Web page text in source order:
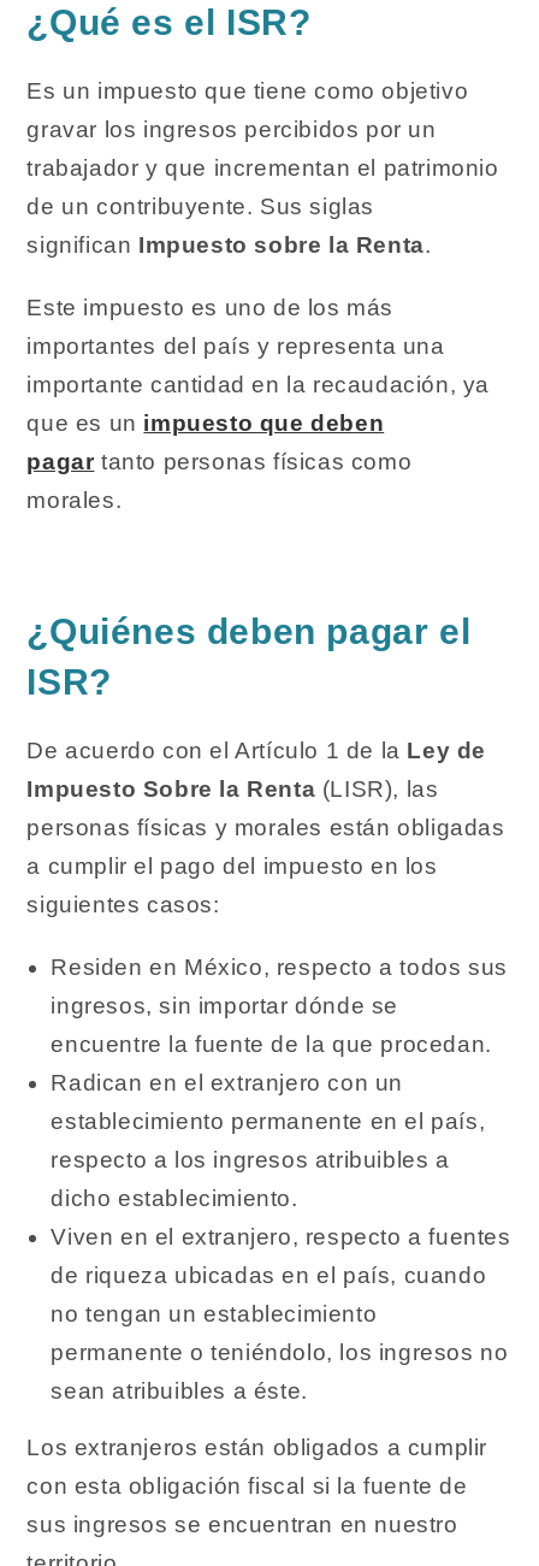
¿Qué es el ISR?
Es un impuesto que tiene como objetivo
gravar los ingresos percibidos por un
trabajador y que incrementan el patrimonio
de un contribuyente. Sus siglas
significan Impuesto sobre la Renta.
Este impuesto es uno de los más
importantes del país y representa una
importante cantidad en la recaudación, ya
que es un impuesto que deben
pagar tanto personas físicas como
morales.
¿Quiénes deben pagar el
ISR?
De acuerdo con el Artículo 1 de la Ley de
Impuesto Sobre la Renta (LISR), las
personas físicas y morales están obligadas
a cumplir el pago del impuesto en los
siguientes casos:
Residen en México, respecto a todos sus
ingresos, sin importar dónde se
encuentre la fuente de la que procedan.
Radican en el extranjero con un
establecimiento permanente en el país,
respecto a los ingresos atribuibles a
dicho establecimiento.
Viven en el extranjero, respecto a fuentes
de riqueza ubicadas en el país, cuando
no tengan un establecimiento
permanente o teniéndolo, los ingresos no
sean atribuibles a éste.
Los extranjeros están obligados a cumplir
con esta obligación fiscal si la fuente de
sus ingresos se encuentran en nuestro